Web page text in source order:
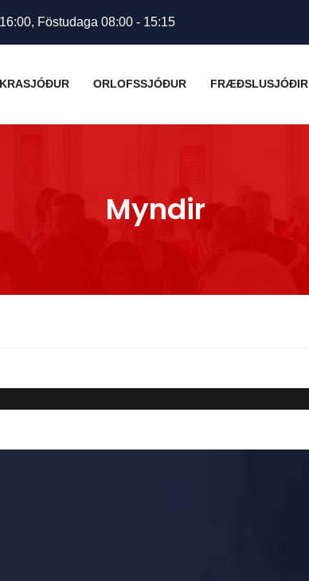
Föstudaga 08:00 - 15:15
ORLOFSSJÓÐUR FRÆÐSLUSJÓÐIR
Myndir